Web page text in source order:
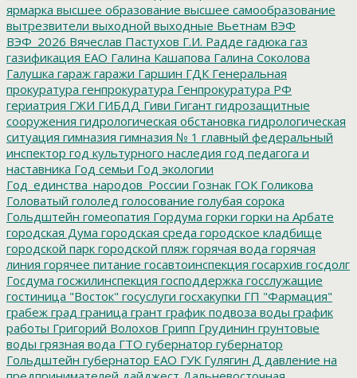
ярмарка высшее образование высшее самообразование
вытрезвители выходной выходные Вьетнам ВЭФ
ВЭФ_2026 Вячеслав Пастухов Г.И. Радде гадюка газ
газификация ЕАО Галина Кашапова Галина Соколова
Галушка гараж гаражи Гаршин ГДК Генеральная
прокуратура генпрокуратура Генпрокуратура РФ
гериатрия ГЖИ ГИБДД Гиви Гигант гидрозащитные
сооружения гидрологическая обстановка гидрологическая
ситуация гимназия гимназия № 1 главный федеральный
инспектор год культурного наследия год педагога и
наставника Год семьи Год экологии
Год_единства_народов_России Гознак ГОК Голикова
Головатый гололед голосование голубая сорока
Гольдштейн гомеопатия Гордума горки горки на Арбате
городская Дума городская среда городское кладбище
городской парк городской пляж горячая вода горячая
линия горячее питание госавтоинспекция госархив госдолг
Госдума госжилинспекция господдержка госслужащие
гостиница "Восток" госуслуги госхакупки ГП "Фармация"
грабеж град граница грант график подвоза воды график
работы Григорий Волохов Грипп Грудинин грунтовые
воды грязная вода ГТО губернатор губернатор
Гольдштейн губернатор ЕАО ГУК Гулягин Д давление на